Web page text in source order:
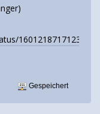
Gespeichert